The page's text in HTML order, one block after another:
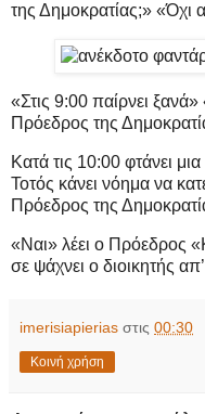
της Δημοκρατίας;» «Όχι
«Στις 9:00 παίρνει
Πρόεδρος της
Κατά τις 10:00 φτάνει
Τοτός κάνει νόημα να
Πρόεδρος της
«Ναι» λέει ο Πρόεδρος
σε ψάχνει ο διοικητής
imerisiapierias στις 00:30
Κοινή χρήση